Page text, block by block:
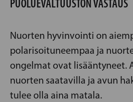
PUOLUEVALTUUSTON VASTAUS
Nuorten hyvinvointi on
polarisoituneempaa ja
ongelmat ovat lisääntyneet.
nuorten saatavilla ja avun
tulee olla aina matala.